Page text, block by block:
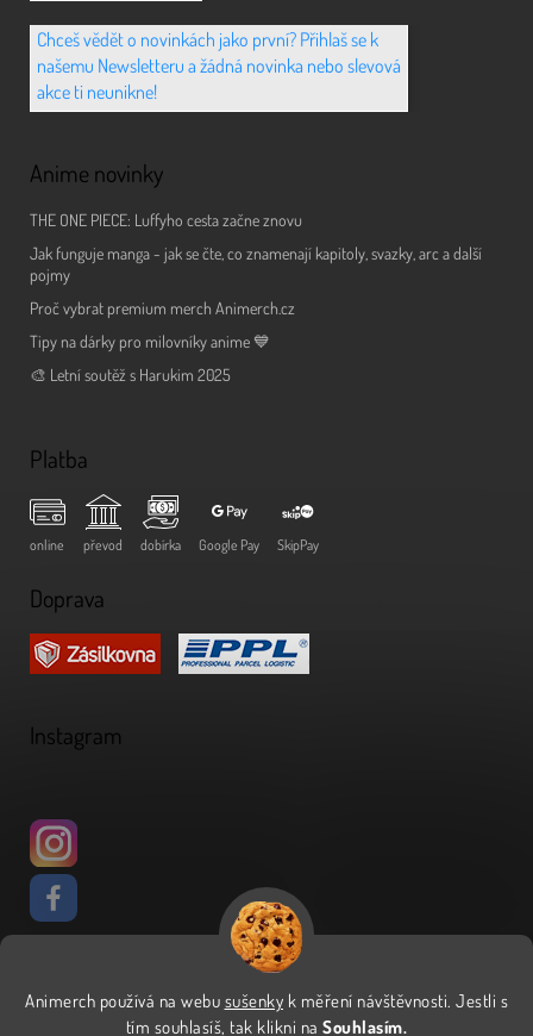
Animerch používá na webu sušenky k měření návštěvnosti. Jestli s
tím souhlasíš, tak klikni naSouhlasím.
Chceš vědět o novinkách jako první? Přihlaš se k
našemu Newsletteru a žádná novinka nebo slevová
akce ti neunikne!
Anime novinky
THE ONE PIECE: Luffyho cesta začne znovu
Jak funguje manga - jak se čte, co znamenají kapitoly, svazky, arc a další
pojmy
Proč vybrat premium merch Animerch.cz
Tipy na dárky pro milovníky anime 💙
🎨 Letní soutěž s Harukim 2025
Platba
online převod dobírka Google Pay SkipPay
Doprava
Instagram
Vytvořil Shoptet